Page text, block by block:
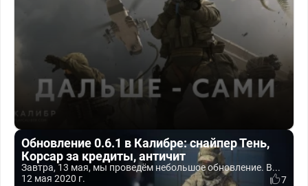
Обновление 0.6.1 в Калибре: снайпер Тень,
Корсар за кредиты, античит
Завтра, 13 мая, мы проведём небольшое обновление. В...
12 мая 2020 г.
7